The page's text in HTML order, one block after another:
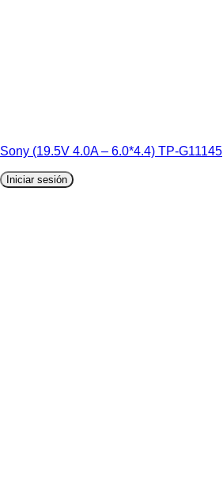
Sony (19.5V 4.0A – 6.0*4.4) TP-G11145
Iniciar sesión